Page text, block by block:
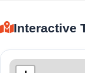
Interactive